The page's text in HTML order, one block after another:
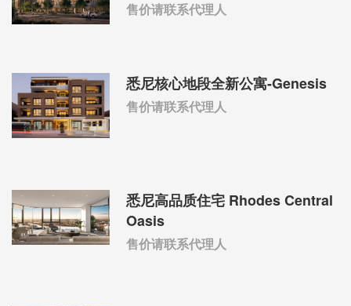
售价请联系代理人
悉尼核心地段全新公寓-Genesis
售价请联系代理人
悉尼高品质住宅 Rhodes Central
Oasis
售价请联系代理人